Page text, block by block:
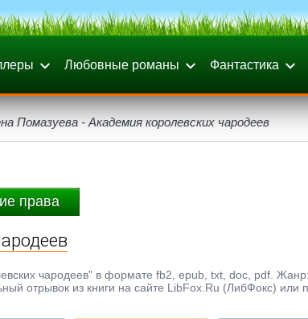
Любовные романы Фантастика
Помазуева - Академия королевских чародеев
права
чародеев" в формате fb2, epub, txt, doc, pdf.
отрывок из книги на сайте LibFox.Ru (ЛибФокс) или